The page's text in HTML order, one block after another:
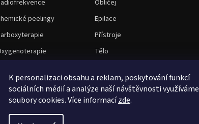
K personalizaci obsahu a reklam, poskytování funkcí
sociálních médií a analýze naší návštěvnosti využíváme
soubory cookies. Více informacízde.
peelingy
Obličej
Epilace
Přístroje
Tělo
Mezoterapie